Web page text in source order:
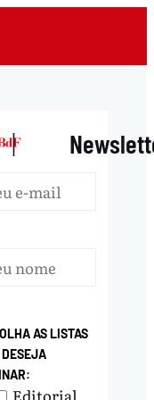
|
AS LISTAS
DESEJA
Editorial